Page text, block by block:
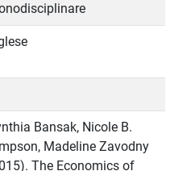
Bansak, Nicole B.
Madeline Zavodny
The Economics of